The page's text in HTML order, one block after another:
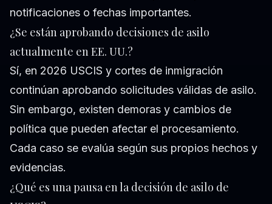
notificaciones o fechas importantes.
¿Se están aprobando decisiones de asilo
actualmente en EE. UU.?
Sí, en 2026 USCIS y cortes de inmigración
continúan aprobando solicitudes válidas de asilo.
Sin embargo, existen demoras y cambios de
política que pueden afectar el procesamiento.
Cada caso se evalúa según sus propios hechos y
evidencias.
¿Qué es una pausa en la decisión de asilo de